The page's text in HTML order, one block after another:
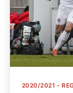
Kategorien
2020/2021 -